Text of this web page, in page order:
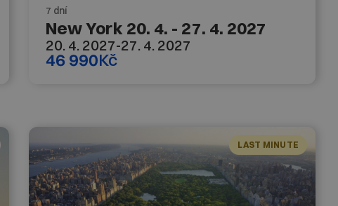
7 dní
New York 20. 4. - 27. 4. 2027
20. 4. 2027-27. 4. 2027
46 990Kč
LAST MINUTE